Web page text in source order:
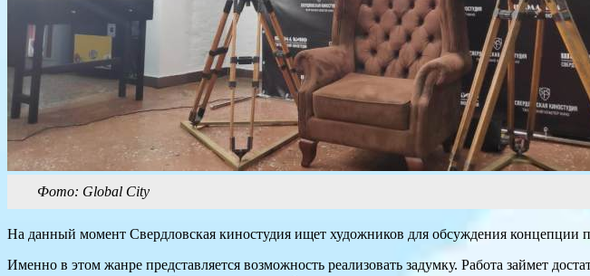
Фото: Global City
На данный момент Свердловская киностудия ищет художников для обсуждения концепции
Именно в этом жанре представляется возможность реализовать задумку. Работа займет